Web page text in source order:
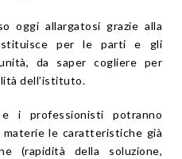
oggi allargatosi grazie alla
per le parti e gli
da saper cogliere per
dell’istituto.
i professionisti potranno
materie le caratteristiche già
(rapidità della soluzione,